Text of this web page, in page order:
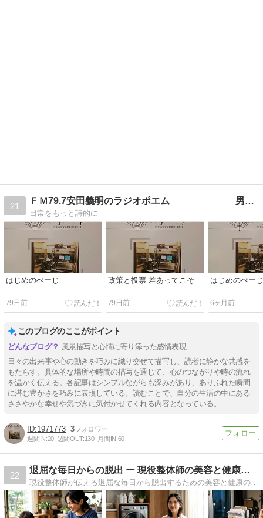
21
ＦＭ79.7安田義明のラジオポエム 男のつぶやき
日常をもっと詩的に
はじめのぺーじ
79日前
政策と投票 差あってこそ
79日前
はじめのぺーじ
6ヶ月前
このブログのここがポイント
風景描写と心情に寄り添った感情表現
日々の出来事や心の動きを巧みに織り交ぜて描写し、読者に静かな共感を
もたらす。具体的な場所や時間の描写を通じて、心のつながりや時の流れ
を温かく伝える。各記事はシンプルながらも深みがあり、ありふれた瞬間
に潜む豊かさを巧みに表現している。読むことで、自分の生活の中にある
ささやかな幸せや気づきに気付かせてくれる内容となっている。
1971773 3
週間IN:20 週間OUT:130 月間IN:60
22
退屈な毎日からの脱出 ー 現役整体師の美容と健康の知恵
現役整体師が伝える退屈な毎日から脱出するための美容と健康の知恵。気づき、体験、話題を掲載！